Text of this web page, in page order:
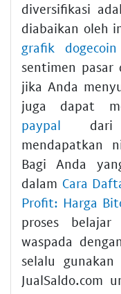
diversifikasi
diabaikan oleh
grafik
sentimen pasar
jika Anda
juga dapat
paypal dari
mendapatkan
Bagi Anda
dalam Cara
Profit: Harga
proses
waspada dengan
selalu
JualSaldo.com